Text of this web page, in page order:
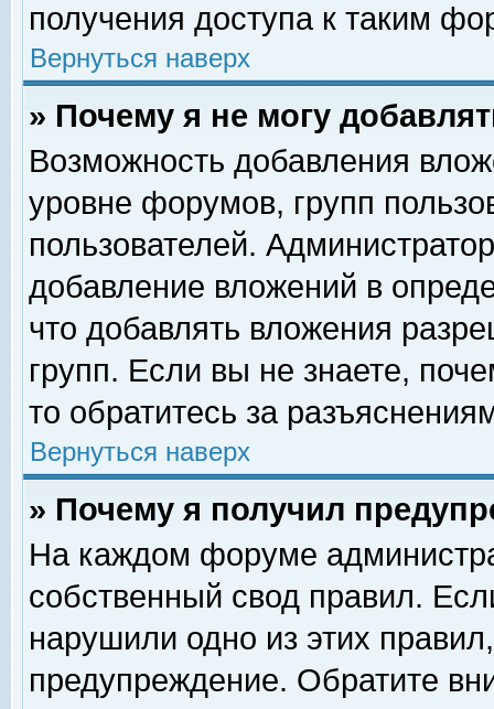
получения доступа к таким
Вернуться наверх
» Почему я не могу
Возможность добавления
уровне форумов, групп
пользователей.
добавление вложений в
что добавлять вложения
групп. Если вы не знаете,
то обратитесь за
Вернуться наверх
» Почему я получил
На каждом форуме
собственный свод правил.
нарушили одно из этих
предупреждение. Обратите